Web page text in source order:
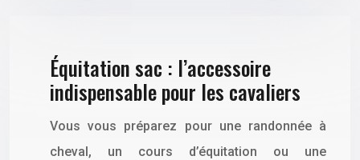
Équitation sac : l’accessoire
indispensable pour les cavaliers
Vous vous préparez pour une randonnée à
cheval, un cours d’équitation ou une